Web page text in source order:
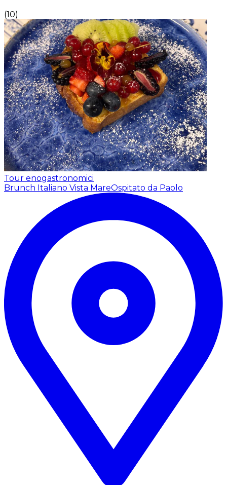
(10)
Tour enogastronomici
Brunch Italiano Vista MareOspitato da Paolo